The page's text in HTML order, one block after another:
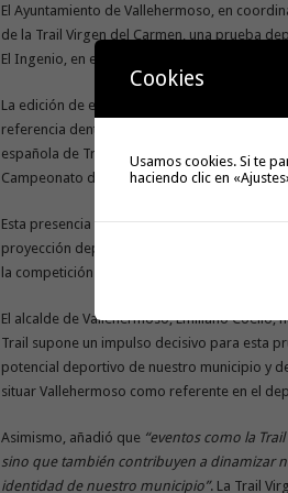
El Ayuntamiento de Vallehermoso, en
de la Trail Virgen del Carmen, una prueba
El Ingenio, en el marco de las fiestas en
La edición de este año incorpora
referencia dentro del calendario deportivo
española de Trail, que se encuentra en fase
Campeonato del Mundo de la Gomera
Esta presencia supone un importante salto
proyección deportiva y posicionando a
la competición de alto nivel en disciplinas de
El alcalde de Vallehermoso, Emiliano
Trail supone un impulso decisivo para esta
potencial deportivo de nuestro municipio y
situar Vallehermoso como referente en el
Asimismo, añadió que “eventos como la
sino que también contribuyen a dinamizar
identidad de nuestro municipio”. La Trail
Cookies
Usamos cookies. Si te
haciendo clic en